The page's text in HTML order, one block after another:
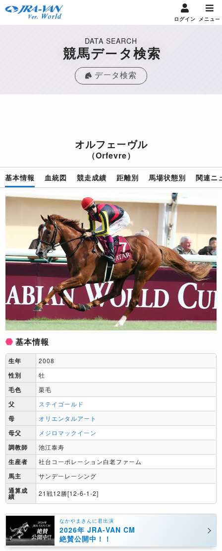
ログイン メニュー
DATA SEARCH
競馬データ検索
データ検索
オルフェーヴル
（Orfevre）
基本情報 血統図 競走成績 距離別 馬場状態別 関連ニ
基本情報
生年 2008
性別 牡
毛色 栗毛
父 ステイゴールド
母 オリエンタルアート
母父 メジロマックイーン
調教師 池江泰寿
生産者 社台コーポレーション白老ファーム
馬主 サンデーレーシング
通算成
績 21戦12勝[12-6-1-2]
なかやまきんに君出演
2026年 JRA-VAN CM
絶賛公開中！！